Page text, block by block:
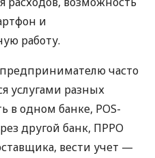
и
работу.
часто
услугами разных
в одном банке, POS-
другой банк, ПРРО
вести учет —